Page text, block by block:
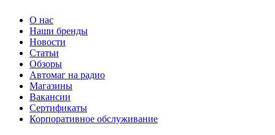
О нас
Наши бренды
Новости
Статьи
Обзоры
Автомаг на радио
Магазины
Вакансии
Сертификаты
Корпоративное обслуживание